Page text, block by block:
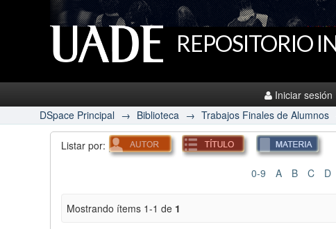
REPOSITORIO
Iniciar sesión
DSpace Principal → Biblioteca → Trabajos Finales de Alumnos
Listar por:
0-9 A B C D
Mostrando ítems 1-1 de 1